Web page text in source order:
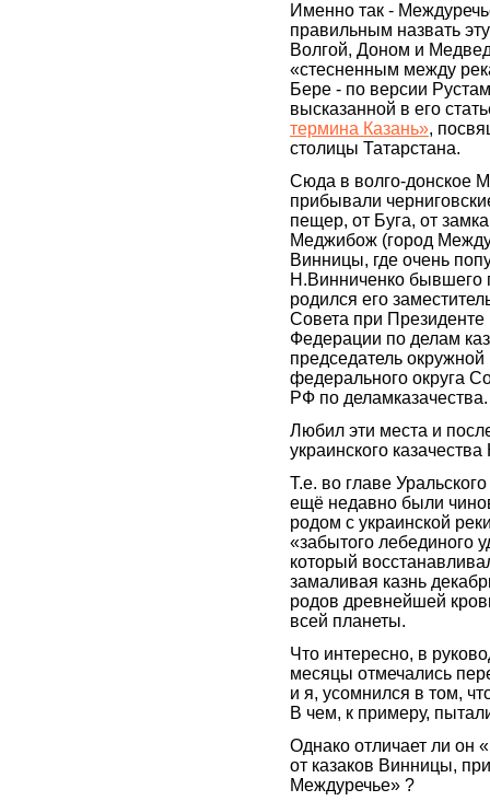
Именно так -
правильным назвать
Волгой, Доном и
«стесненным между
Бере - по версии
высказанной в его
термина Казань»,
столицы Татарстана.
Сюда в волго-донское
прибывали
пещер, от Буга, от
Меджибож (город
Винницы, где очень
Н.Винниченко бывшего
родился его
Совета при Президенте
Федерации по делам
председатель окружной
федерального округа
РФ по деламказачества.
Любил эти места и
украинского
Т.е. во главе
ещё недавно были
родом с украинской
«забытого лебединого
который
замаливая казнь
родов древнейшей
всей планеты.
Что интересно, в
месяцы отмечались
и я, усомнился в том,
В чем, к примеру,
Однако отличает ли он
от казаков Винницы,
Междуречье» ?